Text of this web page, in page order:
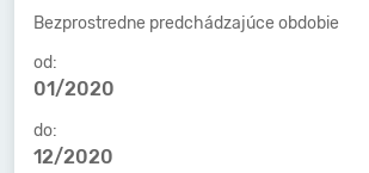
Bezprostredne predchádzajúce obdobie
od:
01/2020
do:
12/2020